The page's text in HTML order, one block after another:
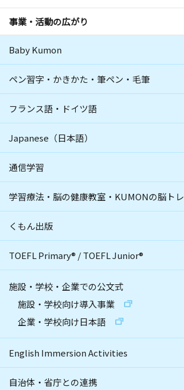
事業・活動の広がり
Baby Kumon
ペン習字・かきかた・筆ペン・毛筆
フランス語・ドイツ語
Japanese（日本語）
通信学習
学習療法・脳の健康教室・KUMONの脳トレ
くもん出版
TOEFL Primary® /TOEFL Junior®
施設・学校・企業での公文式
施設・学校向け導入事業
企業・学校向け日本語
English Immersion Activities
自治体・省庁との連携